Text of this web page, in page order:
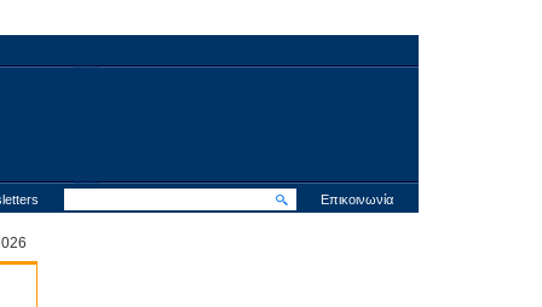
Επικοινωνία